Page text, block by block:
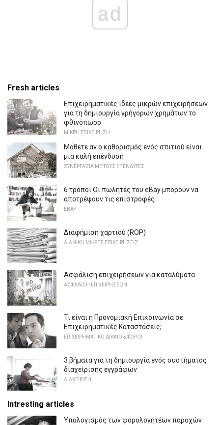
ad
Fresh articles
Επιχειρηματικές ιδέες μικρών επιχειρήσεων
για τη δημιουργία γρήγορων χρημάτων το
φθινόπωρο
ΜΙΚΡΉ ΕΠΙΧΕΊΡΗΣΗ
Μάθετε αν ο καθορισμός ενός σπιτιού είναι
μια καλή επένδυση
ΣΥΝΕΡΓΑΣΊΑ ΜΕ ΤΟΥΣ ΕΠΕΝΔΥΤΈΣ
6 τρόποι Οι πωλητές του eBay μπορούν να
αποτρέψουν τις επιστροφές
EBAY
Διαφήμιση χαρτιού (ROP)
ΛΙΑΝΙΚΉ ΜΙΚΡΈΣ ΕΠΙΧΕΙΡΉΣΕΙΣ
Ασφάλιση επιχειρήσεων για καταλύματα
ΑΣΦΆΛΙΣΗ ΕΠΙΧΕΙΡΉΣΕΩΝ
Τι είναι η Προνομιακή Επικοινωνία σε
Επιχειρηματικές Καταστάσεις;
ΕΠΙΧΕΙΡΗΜΑΤΙΚΌ ΔΊΚΑΙΟ & ΦΌΡΟΙ
3 βήματα για τη δημιουργία ενός συστήματος
διαχείρισης εγγράφων
ΔΙΑΧΕΊΡΙΣΗ
Intresting articles
Υπολογισμός των φορολογητέων παροχών